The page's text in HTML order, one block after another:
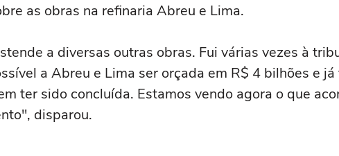
as obras na refinaria Abreu e Lima.
a diversas outras obras. Fui várias vezes à
a Abreu e Lima ser orçada em R$ 4 bilhões e
ter sido concluída. Estamos vendo agora o que
disparou.